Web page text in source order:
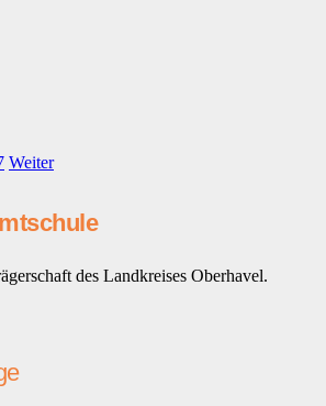
Weiter
des Landkreises Oberhavel.